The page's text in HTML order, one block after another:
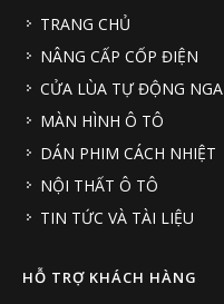
TRANG CHỦ
NÂNG CẤP CỐP ĐIỆN
CỬA LÙA TỰ ĐỘNG NGA
MÀN HÌNH Ô TÔ
DÁN PHIM CÁCH NHIỆT
NỘI THẤT Ô TÔ
TIN TỨC VÀ TÀI LIỆU
HỖ TRỢ KHÁCH HÀNG